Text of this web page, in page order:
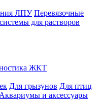
ЛПУ Перевязочные
для растворов
ЖКТ
Для грызунов Для птиц
Аквариумы и аксессуары